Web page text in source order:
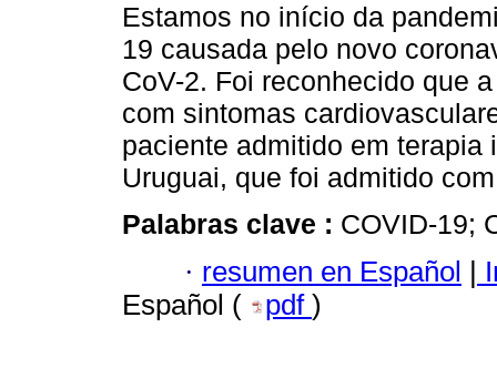
Estamos no início da
19 causada pelo novo
CoV-2. Foi reconhecido que
com sintomas
paciente admitido em terapia
Uruguai, que foi admitido
Palabras clave : COVID-19;
· resumen en Español |
Español (
pdf )